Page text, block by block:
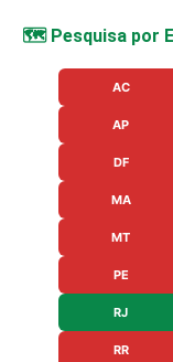
🗺️ Pesquisa por
AC
AP
DF
MA
MT
PE
RJ
RR